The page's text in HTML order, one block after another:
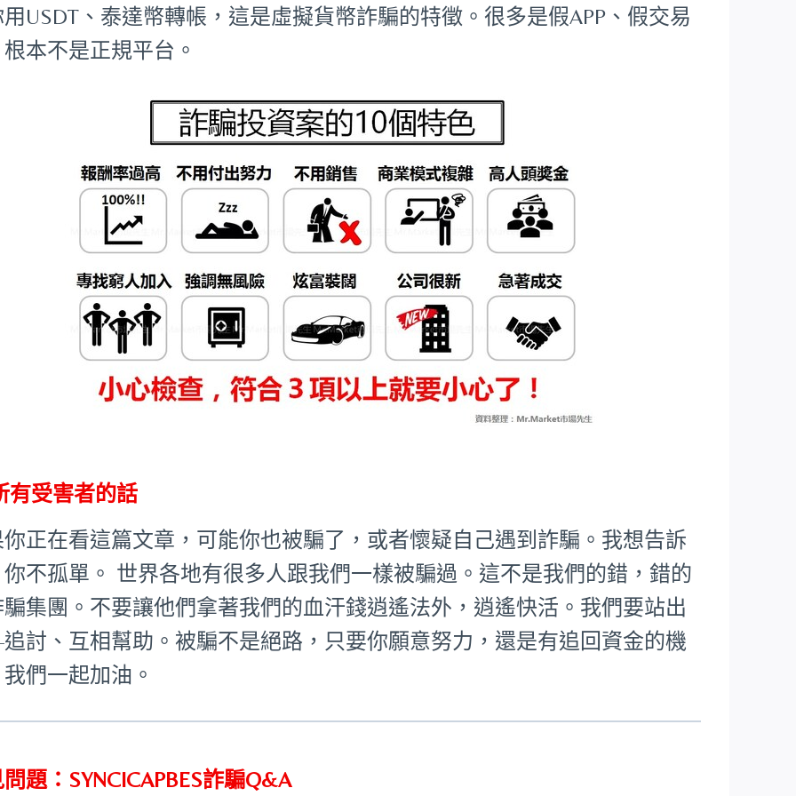
USDT、泰達幣轉帳，這是虛擬貨幣詐騙的特徵。很多是假APP、假交易
本不是正規平台。
有受害者的話
正在看這篇文章，可能你也被騙了，或者懷疑自己遇到詐騙。我想告訴
不孤單。 世界各地有很多人跟我們一樣被騙過。這不是我們的錯，錯的
集團。不要讓他們拿著我們的血汗錢逍遙法外，逍遙快活。我們要站出
討、互相幫助。被騙不是絕路，只要你願意努力，還是有追回資金的機
們一起加油。
題：SYNCICAPBES詐騙Q&A